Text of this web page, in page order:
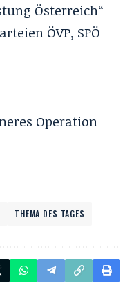
Österreich“
ÖVP, SPÖ
Operation
THEMA DES TAGES